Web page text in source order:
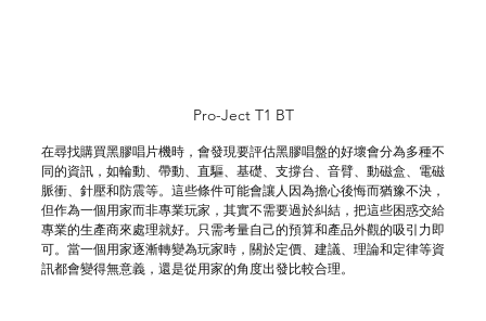
Pro-Ject T1 BT
在尋找購買黑膠唱片機時 ，會發現要評估黑膠唱盤的好壞會分為多種不
同的資訊，如輪動、帶動、直驅、基礎、支撐台、音臂、 動磁盒、電磁
脈衝、針壓和防震等。這些條件可能會讓人因為擔心後悔而猶豫不決，
但作為一個用家而非專業玩家，其實不需要過於糾結，把這些困惑交給
專業的生產商來處理就好。只需考量自己的預算和產品外觀的吸引力即
可。當一個用家逐漸轉變為玩家時，關於定價、建議、理論和定律等資
訊都會變得無意義，還是從用家的角度出發比較合理。